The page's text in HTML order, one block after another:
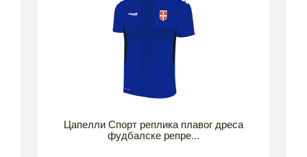
Цапелли Спорт реплика плавог дреса
фудбалске репре...